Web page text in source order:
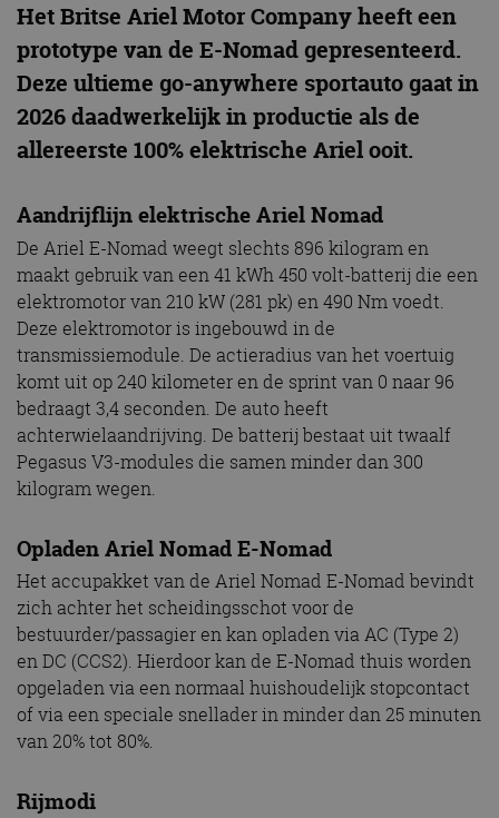
Het Britse Ariel Motor Company heeft een
prototype van de E-Nomad gepresenteerd.
Deze ultieme go-anywhere sportauto gaat in
2026 daadwerkelijk in productie als de
allereerste 100% elektrische Ariel ooit.
Aandrijflijn elektrische Ariel Nomad
De Ariel E-Nomad weegt slechts 896 kilogram en
maakt gebruik van een 41 kWh 450 volt-batterij die een
elektromotor van 210 kW (281 pk) en 490 Nm voedt.
Deze elektromotor is ingebouwd in de
transmissiemodule. De actieradius van het voertuig
komt uit op 240 kilometer en de sprint van 0 naar 96
bedraagt 3,4 seconden. De auto heeft
achterwielaandrijving. De batterij bestaat uit twaalf
Pegasus V3-modules die samen minder dan 300
kilogram wegen.
Opladen Ariel Nomad E-Nomad
Het accupakket van de Ariel Nomad E-Nomad bevindt
zich achter het scheidingsschot voor de
bestuurder/passagier en kan opladen via AC (Type 2)
en DC (CCS2). Hierdoor kan de E-Nomad thuis worden
opgeladen via een normaal huishoudelijk stopcontact
of via een speciale snellader in minder dan 25 minuten
van 20% tot 80%.
Rijmodi